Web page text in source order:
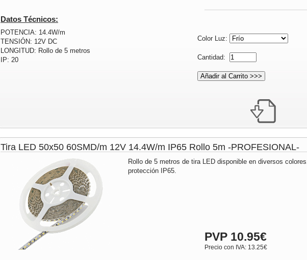
Datos Técnicos:
POTENCIA: 14.4W/m
TENSIÓN: 12V DC
LONGITUD: Rollo de 5 metros
IP: 20
Color Luz:
Cantidad:
Tira LED 50x50 60SMD/m 12V 14.4W/m IP65 Rollo 5m -PROFESIONAL-
Rollo de 5 metros de tira LED disponible en diversos
protección IP65.
PVP 10.95€
Precio con IVA: 13.25€